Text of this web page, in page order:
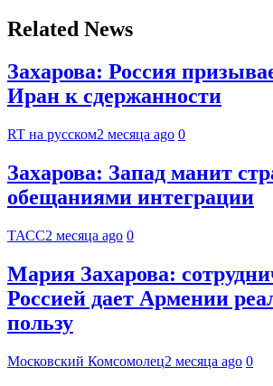
Related News
Захарова: Россия
Иран к сдержанности
RT на русском2 месяца ago 0
Захарова: Запад манит
обещаниями интеграции
ТАСС2 месяца ago 0
Мария Захарова:
Россией дает Армении
пользу
Московский Комсомолец2 месяца ago 0